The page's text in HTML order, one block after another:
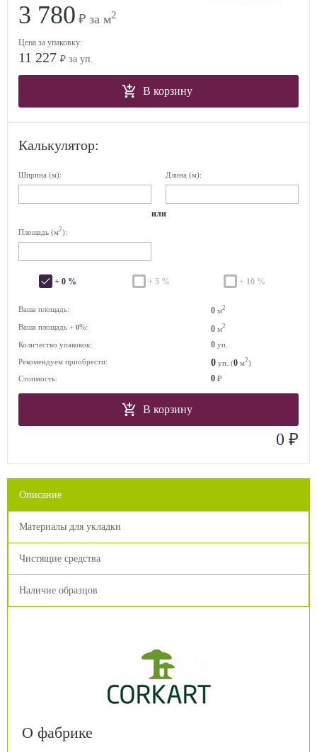
3 780 ₽ за м2
Цена за упаковку:
11 227 ₽ за уп.
В корзину
Калькулятор:
Ширина (м): Длина (м):
или
Площадь (м2):
+ 0 % + 5 % + 10 %
Ваша площадь: 0 м2
Ваша площадь + 0%: 0 м2
Количество упаковок: 0 уп.
Рекомендуем приобрести:
0 уп. (0 м2)
Стоимость:
0 ₽
В корзину
0 ₽
Описание
Материалы для укладки
Чистящие средства
Наличие образцов
О фабрике